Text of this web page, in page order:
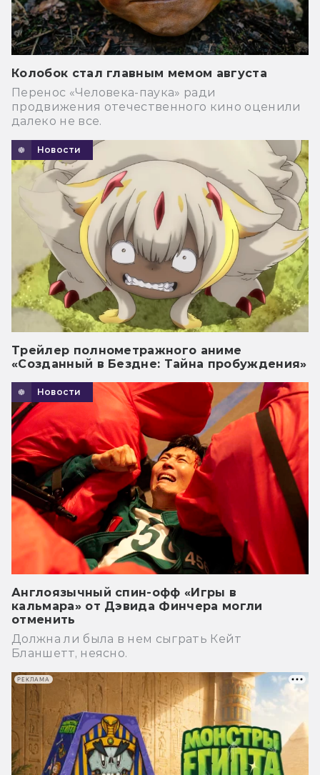
Колобок стал главным мемом августа
Перенос «Человека-паука» ради
продвижения отечественного кино оценили
далеко не все.
Новости
Трейлер полнометражного аниме
«Созданный в Бездне: Тайна пробуждения»
Новости
Англоязычный спин-офф «Игры в
кальмара» от Дэвида Финчера могли
отменить
Должна ли была в нем сыграть Кейт
Бланшетт, неясно.
РЕКЛАМА